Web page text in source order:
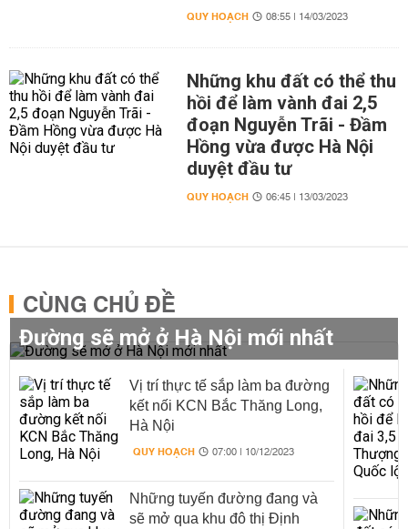
QUY HOẠCH 08:55 | 14/03/2023
Những khu đất có thể thu
hồi để làm vành đai 2,5
đoạn Nguyễn Trãi - Đầm
Hồng vừa được Hà Nội
duyệt đầu tư
QUY HOẠCH 06:45 | 13/03/2023
CÙNG CHỦ ĐỀ
Đường sẽ mở ở Hà Nội mới nhất
Vị trí thực tế sắp làm ba đường
kết nối KCN Bắc Thăng Long,
Hà Nội
QUY HOẠCH 07:00 | 10/12/2023
Những tuyến đường đang và
sẽ mở qua khu đô thị Định